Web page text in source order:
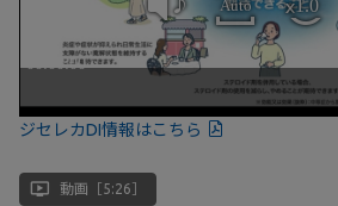
ジセレカDI情報はこちら
ondemand_video 動画［5:26］